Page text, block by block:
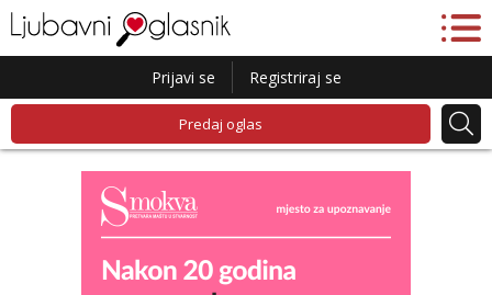
Prijavi se Registriraj se
Predaj oglas